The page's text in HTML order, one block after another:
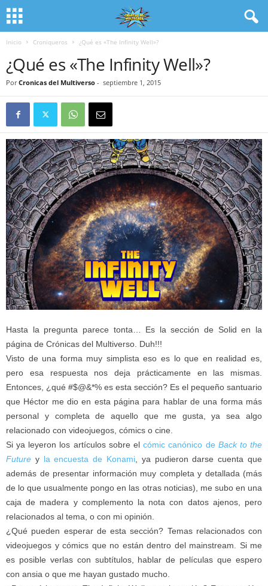
Inicio Croniqueros ¿Qué es «The Infinity Well»?
¿Qué es «The Infinity Well»?
Por Cronicas del Multiverso - septiembre 1, 2015
Hasta la pregunta parece tonta… Es la sección de Solid en la
página de Crónicas del Multiverso. Duh!!!
Visto de una forma muy simplista eso es lo que en realidad es,
pero esa respuesta nos deja prácticamente en las mismas.
Entonces, ¿qué #$@&*% es esta sección? Es el pequeño santuario
que Héctor me dio en esta página para hablar de una forma más
personal y completa de aquello que me gusta, ya sea algo
relacionado con videojuegos, cómics o cine.
Si ya leyeron los artículos sobre elcómic canónico de Back to the
Future y la encuesta de Konami, ya pudieron darse cuenta que
además de presentar información muy completa y detallada (más
de lo que usualmente pongo en las otras noticias), me subo en una
caja de madera y complemento la nota con datos ajenos, pero
relacionados al tema, o con mi opinión.
¿Qué pueden esperar de esta sección? Temas relacionados con
videojuegos y cómics que no están dentro del mainstream. Si me
es posible verlas con subtítulos, hablar de películas que espero
con ansia o que me hayan gustado mucho.